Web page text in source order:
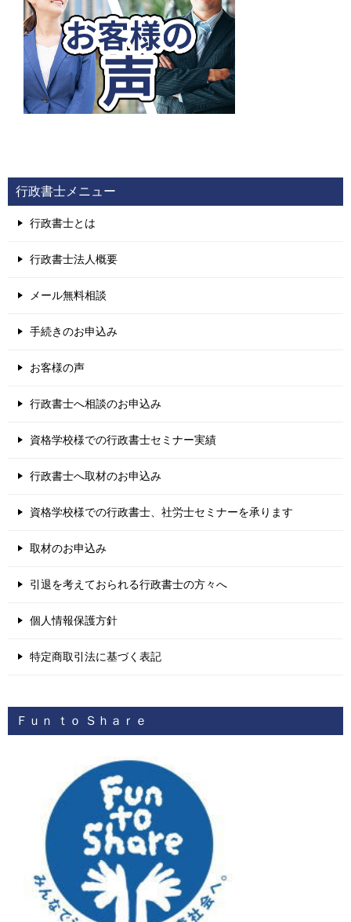
行政書士メニュー
行政書士とは
行政書士法人概要
メール無料相談
手続きのお申込み
お客様の声
行政書士へ相談のお申込み
資格学校様での行政書士セミナー実績
行政書士へ取材のお申込み
資格学校様での行政書士、社労士セミナーを承ります
取材のお申込み
引退を考えておられる行政書士の方々へ
個人情報保護方針
特定商取引法に基づく表記
Ｆｕｎ ｔｏ Ｓｈａｒｅ